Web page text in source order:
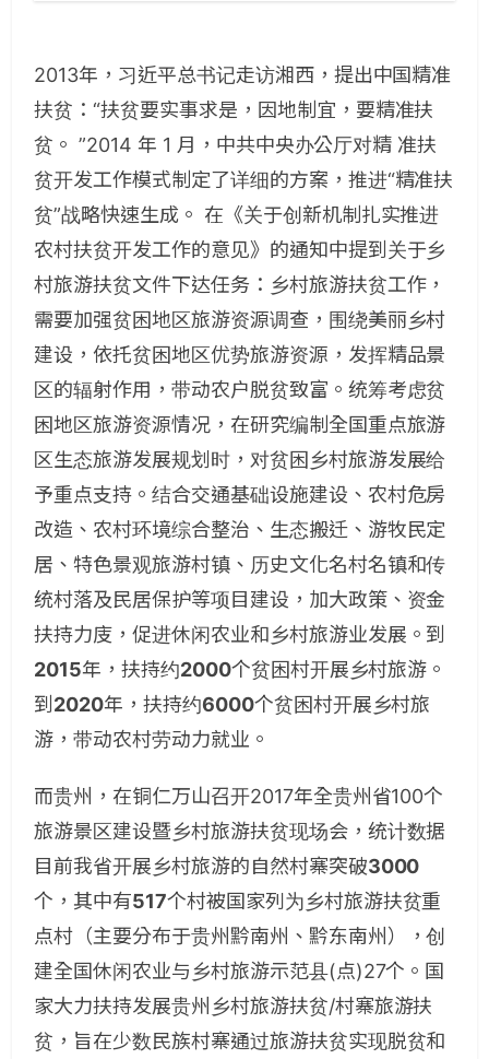
2013年，习近平总书记走访湘西，提出中国精准
扶贫：“扶贫要实事求是，因地制宜，要精准扶
贫。 ”2014 年 1 月，中共中央办公厅对精 准扶
贫开发工作模式制定了详细的方案，推进“精准扶
贫”战略快速生成。 在《关于创新机制扎实推进
农村扶贫开发工作的意见》的通知中提到关于乡
村旅游扶贫文件下达任务：乡村旅游扶贫工作，
需要加强贫困地区旅游资源调查，围绕美丽乡村
建设，依托贫困地区优势旅游资源，发挥精品景
区的辐射作用，带动农户脱贫致富。统筹考虑贫
困地区旅游资源情况，在研究编制全国重点旅游
区生态旅游发展规划时，对贫困乡村旅游发展给
予重点支持。结合交通基础设施建设、农村危房
改造、农村环境综合整治、生态搬迁、游牧民定
居、特色景观旅游村镇、历史文化名村名镇和传
统村落及民居保护等项目建设，加大政策、资金
扶持力庋，促进休闲农业和乡村旅游业发展。到
2015年，扶持约2000个贫困村开展乡村旅游。
到 2020年，扶持约6000个贫困村开展乡村旅
游，带动农村劳动力就业。
而贵州，在铜仁万山召开2017年全贵州省100个
旅游景区建设暨乡村旅游扶贫现场会，统计数据
目前我省开展乡村旅游的自然村寨突破3000
个，其中有517个村被国家列为乡村旅游扶贫重
点村（主要分布于贵州黔南州、黔东南州），创
建全国休闲农业与乡村旅游示范县(点)27个。国
家大力扶持发展贵州乡村旅游扶贫/村寨旅游扶
贫，旨在少数民族村寨通过旅游扶贫实现脱贫和